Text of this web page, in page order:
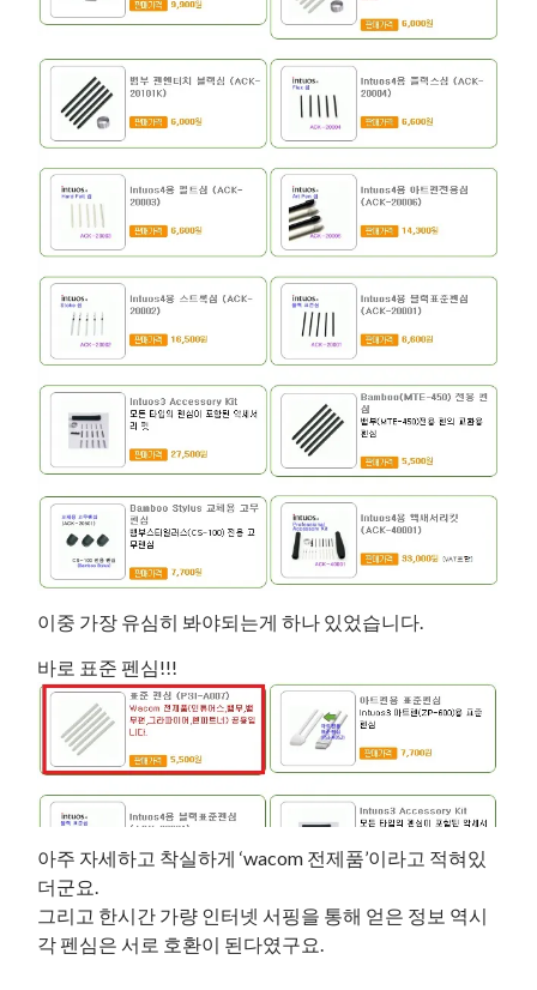
이중 가장 유심히 봐야되는게 하나 있었습니다.
바로 표준 펜심!!!
아주 자세하고 착실하게 ‘wacom 전제품’이라고 적혀있
더군요.
그리고 한시간 가량 인터넷 서핑을 통해 얻은 정보 역시
각 펜심은 서로 호환이 된다였구요.